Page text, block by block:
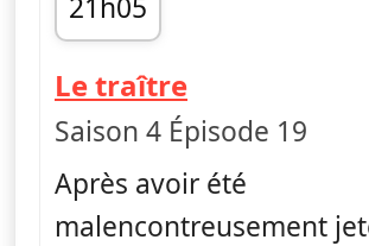
fin 21h15
Le traître— Le monde
Saison 4 Épisode 19
Après avoir été
malencontreusement